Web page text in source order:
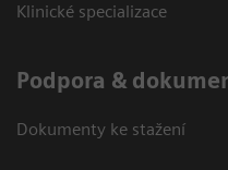
Klinické specializace
Podpora &
Dokumenty ke stažení